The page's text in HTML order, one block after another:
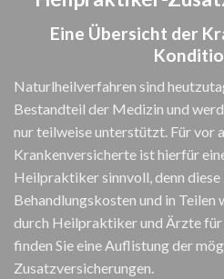
Eine Übersicht der
Naturlheilverfahren sind
Bestandteil der Medizin und
nur teilweise unterstützt. Für vor
Krankenversicherte ist hierfür
Heilpraktiker sinnvoll, denn
Behandlungskosten und in
durch Heilpraktiker und Ärzte
finden Sie eine Auflistung der
Zusatzversicherungen.